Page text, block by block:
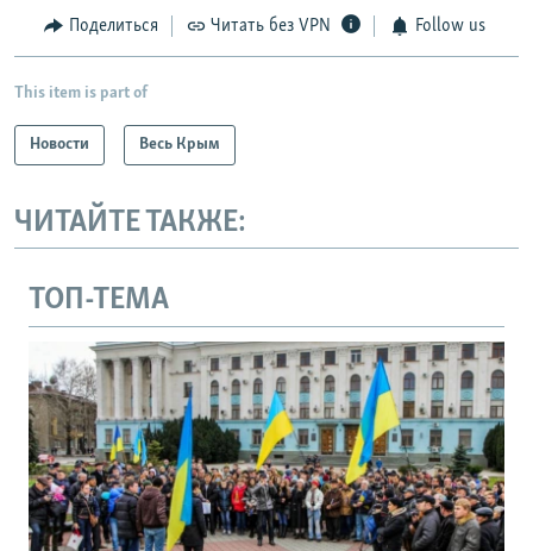
Поделиться Читать без VPN Follow us
This item is part of
Новости Весь Крым
ЧИТАЙТЕ ТАКЖЕ:
ТОП-ТЕМА